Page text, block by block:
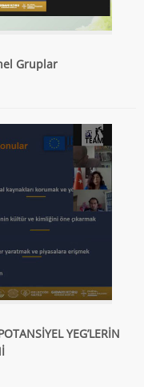
Gruplar
YEG’LERİN